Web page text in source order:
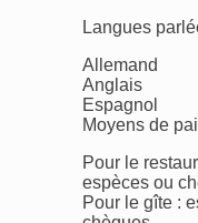
Langues
Allemand
Anglais
Espagnol
Moyens de
Pour le
espèces ou
Pour le gîte :